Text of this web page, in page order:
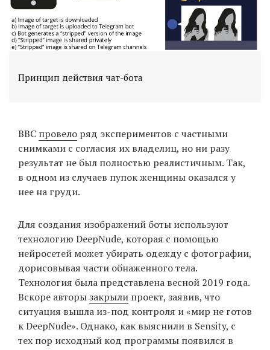
Принцип действия чат-бота
ВВС провело ряд экспериментов с частными
снимками с согласия их владелиц, но ни разу
результат не был полностью реалистичным. Так,
в одном из случаев пупок женщины оказался у
нее на груди.
Для создания изображений боты используют
технологию DeepNude, которая с помощью
нейросетей может убирать одежду с фотографии,
дорисовывая части обнаженного тела.
Технология была представлена весной 2019 года.
Вскоре авторызакрыли проект, заявив, что
ситуация вышла из-под контроля и «мир не готов
к DeepNude». Однако, как выяснили в Sensity, с
тех пор исходный код программы появился в